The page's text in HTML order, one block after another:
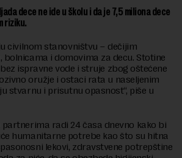
dece ne ide u školu i da je 7,5 miliona dece
riziku.
civilnom stanovništvu – dečijim
bolnicama i domovima za decu. Stotine
ispravne vode i struje zbog oštećene
oružje i ostaci rata u naseljenim
stvarnu i prisutnu opasnost“, piše u
partnerima radi 24 časa dnevno kako bi
humanitarne potrebe kao što su hitna
lekovi, zdravstvene potrepštine